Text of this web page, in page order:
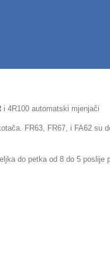
i 4R100 automatski mjenjači
FR63, FR67, i FA62 su
do petka od 8 do 5 poslije